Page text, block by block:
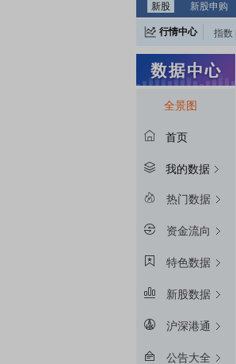
新股
新股申购
行情中心 指数
全景图
首页
我的数据
热门数据
资金流向
特色数据
新股数据
沪深港通
公告大全